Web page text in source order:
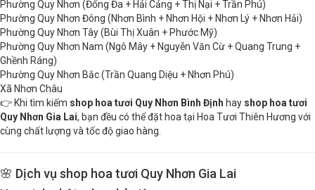
Phường Quy Nhơn (Đống Đa + Hải Cảng + Thị Nại + Trần Phú)
Phường Quy Nhơn Đông (Nhơn Bình + Nhơn Hội + Nhơn Lý + Nhơn Hải)
Phường Quy Nhơn Tây (Bùi Thị Xuân + Phước Mỹ)
Phường Quy Nhơn Nam (Ngô Mây + Nguyễn Văn Cừ + Quang Trung +
Ghềnh Ráng)
Phường Quy Nhơn Bắc (Trần Quang Diệu + Nhơn Phú)
Xã Nhơn Châu
👉 Khi tìm kiếm
shop hoa tươi Quy Nhơn Bình Định hayshop hoa tươi
Quy Nhơn Gia Lai , bạn đều có thể đặt hoa tại Hoa Tươi Thiên Hương với
cùng chất lượng và tốc độ giao hàng.
🌸 Dịch vụ shop hoa tươi Quy Nhơn Gia Lai